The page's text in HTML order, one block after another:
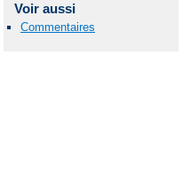
Voir aussi
Commentaires